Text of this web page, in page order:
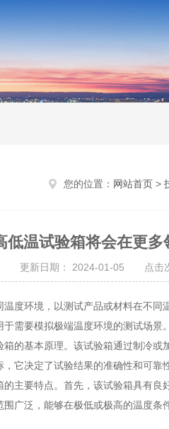
您的位置： 网站首页 >
低温试验箱将会在更
更新日期： 2024-01-05 点击
环境，以测试产品或材料在不同
需要模拟极端温度环境的测试场景。
基本原理。该试验箱通过制冷或
它决定了试验结果的准确性和可靠性
要特点。首先，该试验箱具有良
广泛，能够在极低或极高的温度